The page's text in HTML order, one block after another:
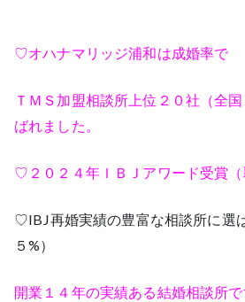
♡オハナマリッジ浦和は成婚率で
ＴＭＳ加盟相談所上位２０社（全
ばれました。
♡２０２４年ＩＢＪアワード受賞（
♡IBJ再婚実績の豊富な相談所に選
５%）
開業１４年の実績ある結婚相談所で